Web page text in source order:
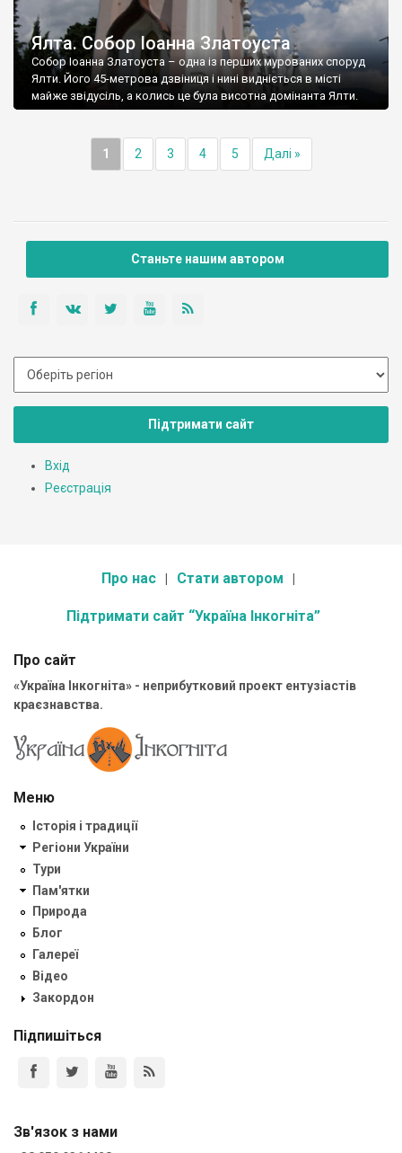
Ялта. Собор Іоанна Златоуста
Собор Іоанна Златоуста – одна із перших мурованих споруд
Ялти. Його 45-метрова дзвіниця і нині видніється в місті
майже звідусіль, а колись це була висотна домінанта Ялти.
1 2 3 4 5 Далі »
Станьте нашим автором
Підтримати сайт
Вхід
Реєстрація
Про нас Стати автором
Підтримати сайт “Україна Інкогніта”
Про сайт
«Україна Інкогніта» - неприбутковий проект ентузіастів
краєзнавства.
Меню
Історія і традиції
Регіони України
Тури
Пам'ятки
Природа
Блог
Галереї
Відео
Закордон
Підпишіться
Зв'язок з нами